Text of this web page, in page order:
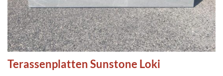
Terassenplatten Sunstone Loki